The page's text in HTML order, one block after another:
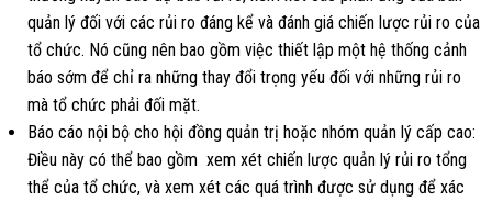
quản lý đối với các rủi ro đáng kể và đánh giá chiến lược rủi ro của
tổ chức. Nó cũng nên bao gồm việc thiết lập một hệ thống cảnh
báo sớm để chỉ ra những thay đổi trọng yếu đối với những rủi ro
mà tổ chức phải đối mặt.
Báo cáo nội bộ cho hội đồng quản trị hoặc nhóm quản lý cấp cao:
Điều này có thể bao gồm xem xét chiến lược quản lý rủi ro tổng
thể của tổ chức, và xem xét các quá trình được sử dụng để xác